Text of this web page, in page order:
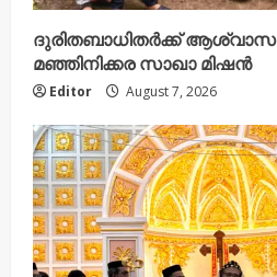
ദുരിതബാധിതർക്ക്
മഞ്ഞിനിക്കര സാഖാ മിഷൻ
Editor August 7, 2026